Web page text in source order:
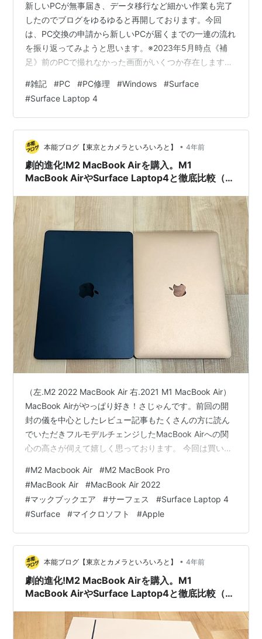
新しいPCが無事届き、データ移行など細かい作業も完了
したのでブログをゆるゆると再開しております。今回
は、PC交換の申請から新しいPCが届くまでの一連の流れ
を振り返ってみようと思います。※2023年5月時点《補
足》前のPCで撮れなかった画面がいくつか存在します。
めるかと思います。また、前のPCの画面をスマホで撮っ
たものも登場するため、一部見づらい箇所があるかもし
れません。ご容赦ください。
#雑記 #PC #PC修理 #Windows #Surface
#Surface Laptop 4
本能ブログ【東京とカメラといろいろと】 • 4年前
劇的進化!M2 MacBook Airを購入。M1
MacBook AirやSurface Laptop4と徹底比較（後
（左.M2 2022 MacBook Air 右.2021 M1 MacBook Air）
MacBook Airがやっぱり好き！さじゃんです。前回の開
封の儀を中心としたレビュー記事もたくさんの方に読ん
でいただきフルモデルチェンジしたMacBook Airへの関
心の高さが伺えて嬉しく思っております。 今回は買い替
や自分のもう一つのメインマシンであるSurfece
Laptop4との比較もお届けしていこうともいます。個人
的にはガジェット系ブログの”ベンチマークテスト”なるも
のが嫌いでそうした比較はしませんが、重たい目のゲー
ムでも…
#M2 Macbook Air #M2 MacBook Pro
#MacBook Air #MacBook Air 2022
#マックブックエア #サーフェス #Surface Laptop 4
#Surface #マイクロソフト #Apple
本能ブログ【東京とカメラといろいろと】 • 4年前
劇的進化!M2 MacBook Airを購入。M1
MacBook AirやSurface Laptop4と徹底比較（前